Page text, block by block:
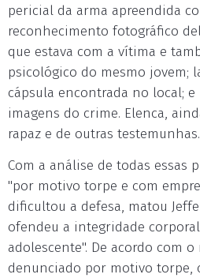
pericial da arma apreendida
reconhecimento fotográfico
que estava com a vítima e
psicológico do mesmo jovem;
cápsula encontrada no local;
imagens do crime. Elenca,
rapaz e de outras testemunhas.
Com a análise de todas essas
"por motivo torpe e com
dificultou a defesa, matou
ofendeu a integridade
adolescente". De acordo com
denunciado por motivo torpe,